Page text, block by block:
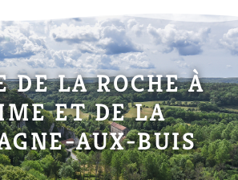
DE LA ROCHE À
ET DE LA
AUX-BUIS